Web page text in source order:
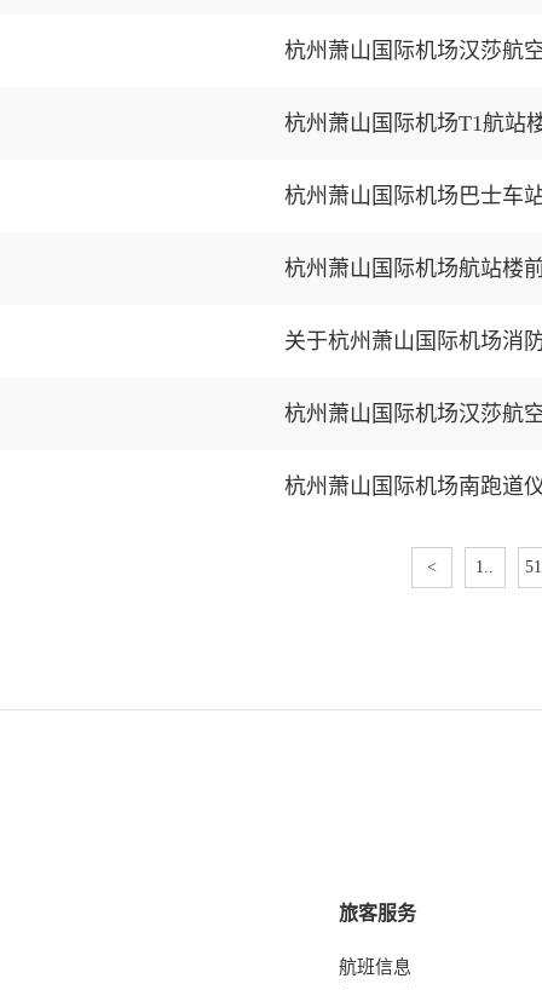
杭州萧山国际机场T1航站
杭州萧山国际机场巴士车
杭州萧山国际机场航站楼
关于杭州萧山国际机场消
杭州萧山国际机场汉莎航
< 1..
旅客服务
航班信息